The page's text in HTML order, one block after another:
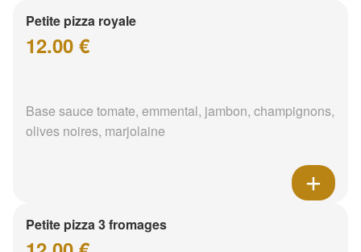
Petite pizza royale
12.00 €
Base sauce tomate, emmental, jambon, champignons,
olives noires, marjolaine
Petite pizza 3 fromages